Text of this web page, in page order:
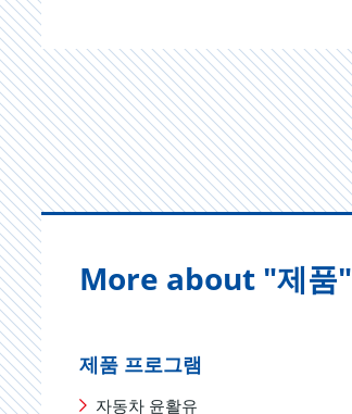
More about "제품"
제품 프로그램
자동차 윤활유